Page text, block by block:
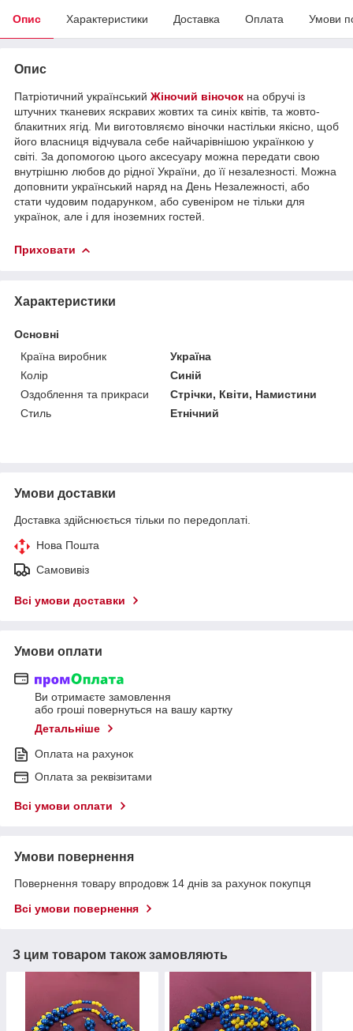
Опис Характеристики Доставка Оплата Умови
Опис
Патріотичний український Жіночий віночок на обручі із
штучних тканевих яскравих жовтих та синіх квітів, та жовто-
блакитних ягід. Ми виготовляємо віночки настільки якісно, щоб
його власниця відчувала себе найчарівнішою українкою у
світі. За допомогою цього аксесуару можна передати свою
внутрішню любов до рідної України, до її незалезності. Можна
доповнити український наряд на День Незалежності, або
стати чудовим подарунком, або сувеніром не тільки для
українок, але і для іноземних гостей.
Приховати
Характеристики
Основні
Країна виробник
Україна
Колір
Синій
Оздоблення та прикраси
Стрічки, Квіти, Намистини
Стиль
Етнічний
Умови доставки
Доставка здійснюється тільки по передоплаті.
Нова Пошта
Самовивіз
Всі умови доставки
Умови оплати
Ви отримаєте замовлення
або гроші повернуться на вашу картку
Детальніше
Оплата на рахунок
Оплата за реквізитами
Всі умови оплати
Умови повернення
Повернення товару впродовж 14 днів за рахунок покупця
Всі умови повернення
З цим товаром також замовляють